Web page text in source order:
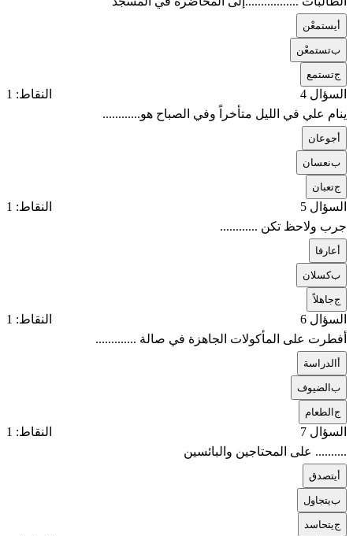
يستمعْن
بتستمعْن
جتستمع
السؤال 4
النقاط: 1
ينام علي في الليل متأخراً وفي الصباح هو............
جوعان
بنعسان
جتعبان
السؤال 5
النقاط: 1
جرب ولاحظ تكن ............
عارفا
بكسلان
ججاهلاً
السؤال 6
النقاط: 1
أفطرت على المأكولات الجاهزة في صالة .............
الدراسة
بالضيوف
جالطعام
السؤال 7
النقاط: 1
.......... على المحتاجين والبائسين
يتصدق
بيتجاول
جيتحاسد